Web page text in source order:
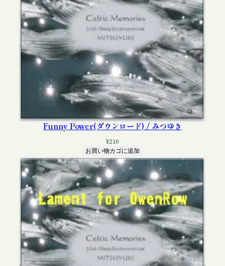
Funny Power(ダウンロード) / みつゆき
¥210
お買い物カゴに追加